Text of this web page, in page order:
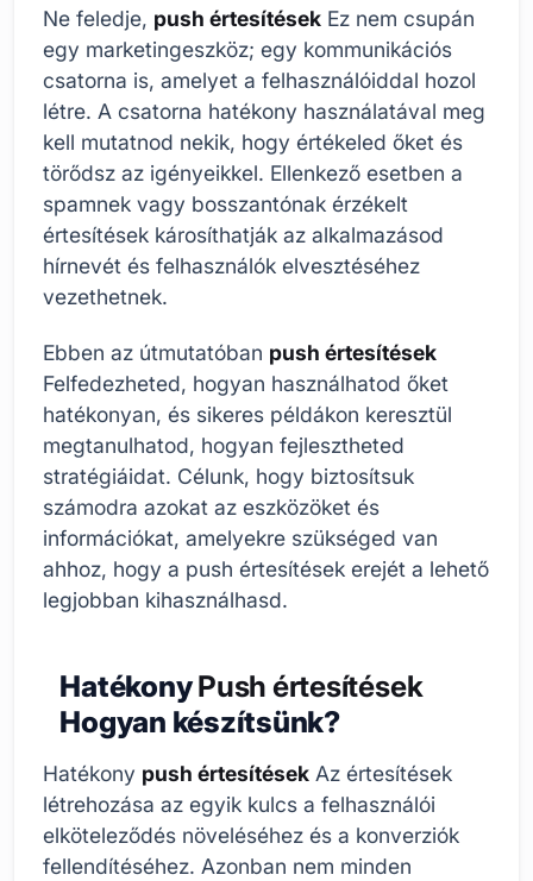
Ne feledje, push értesítések Ez nem csupán
egy marketingeszköz; egy kommunikációs
csatorna is, amelyet a felhasználóiddal hozol
létre. A csatorna hatékony használatával meg
kell mutatnod nekik, hogy értékeled őket és
törődsz az igényeikkel. Ellenkező esetben a
spamnek vagy bosszantónak érzékelt
értesítések károsíthatják az alkalmazásod
hírnevét és felhasználók elvesztéséhez
vezethetnek.
Ebben az útmutatóban push értesítések
Felfedezheted, hogyan használhatod őket
hatékonyan, és sikeres példákon keresztül
megtanulhatod, hogyan fejlesztheted
stratégiáidat. Célunk, hogy biztosítsuk
számodra azokat az eszközöket és
információkat, amelyekre szükséged van
ahhoz, hogy a push értesítések erejét a lehető
legjobban kihasználhasd.
HatékonyPush értesítések
Hogyan készítsünk?
Hatékony push értesítések Az értesítések
létrehozása az egyik kulcs a felhasználói
elköteleződés növeléséhez és a konverziók
fellendítéséhez. Azonban nem minden